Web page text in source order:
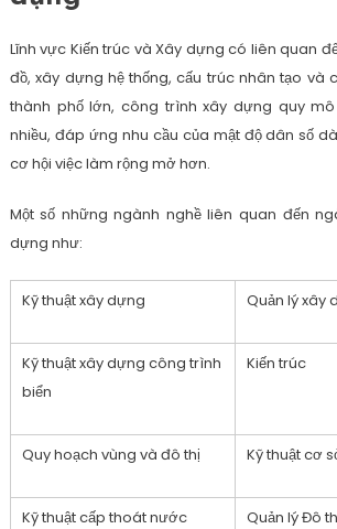
Lĩnh vực Kiến trúc và Xây dựng có liên quan
đồ, xây dựng hệ thống, cấu trúc nhân tạo và
thành phố lớn, công trình xây dựng quy
nhiều, đáp ứng nhu cầu của mật độ dân số
cơ hội việc làm rộng mở hơn.
Một số những ngành nghề liên quan đến
dựng như:
Kỹ thuật xây dựng Quản lý xây
Kỹ thuật xây dựng công trình
biển
Kiến trúc
Quy hoạch vùng và đô thị Kỹ thuật cơ
Kỹ thuật cấp thoát nước Quản lý Đô